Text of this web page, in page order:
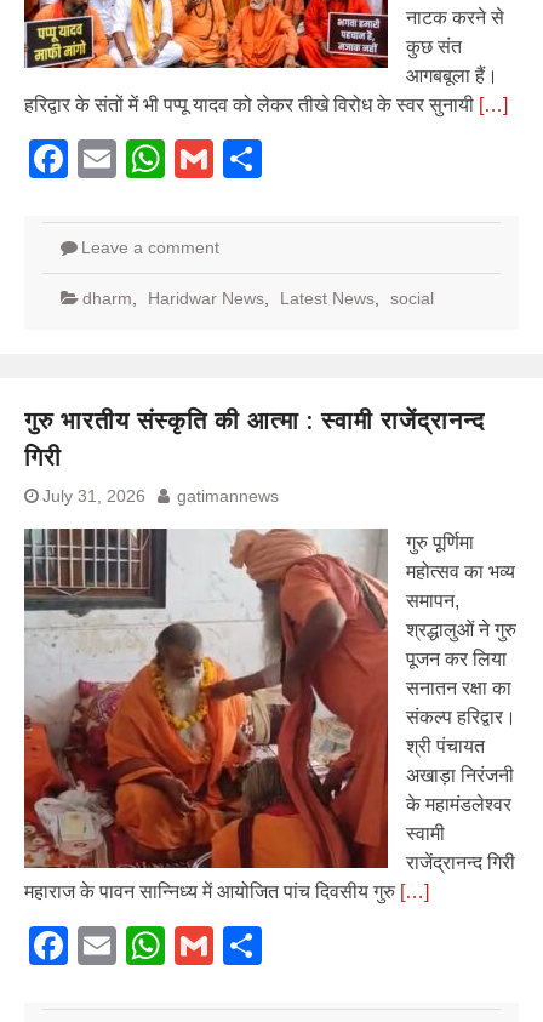
नाटक करने से
कुछ संत
आगबबूला हैं।
हरिद्वार के संतों में भी पप्पू यादव को लेकर तीखे विरोध के स्वर सुनायी […]
Facebook
EmailWhatsApp
Gmail
Leave a comment
dharm Haridwar News Latest News social
गुरु भारतीय संस्कृति की आत्मा : स्वामी राजेंद्रानन्द
गिरी
July 31, 2026 gatimannews
गुरु पूर्णिमा
महोत्सव का भव्य
समापन,
श्रद्धालुओं ने गुरु
पूजन कर लिया
सनातन रक्षा का
संकल्प हरिद्वार।
श्री पंचायत
अखाड़ा निरंजनी
के महामंडलेश्वर
स्वामी
राजेंद्रानन्द गिरी
महाराज के पावन सान्निध्य में आयोजित पांच दिवसीय गुरु […]
Facebook
EmailWhatsApp
Gmail